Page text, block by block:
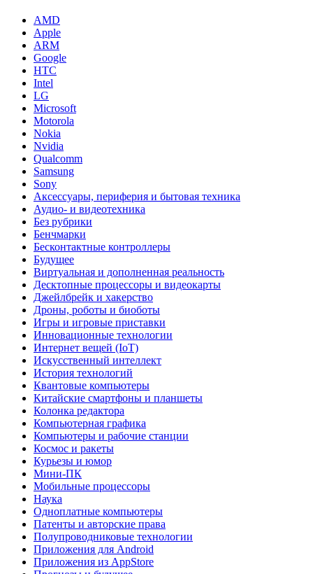
AMD
Apple
ARM
Google
HTC
Intel
LG
Microsoft
Motorola
Nokia
Nvidia
Qualcomm
Samsung
Sony
Аксессуары, периферия и бытовая техника
Аудио- и видеотехника
Без рубрики
Бенчмарки
Бесконтактные контроллеры
Будущее
Виртуальная и дополненная реальность
Десктопные процессоры и видеокарты
Джейлбрейк и хакерство
Дроны, роботы и биоботы
Игры и игровые приставки
Инновационные технологии
Интернет вещей (IoT)
Искусственный интеллект
История технологий
Квантовые компьютеры
Китайские смартфоны и планшеты
Колонка редактора
Компьютерная графика
Компьютеры и рабочие станции
Космос и ракеты
Курьезы и юмор
Мини-ПК
Мобильные процессоры
Наука
Одноплатные компьютеры
Патенты и авторские права
Полупроводниковые технологии
Приложения для Android
Приложения из AppStore